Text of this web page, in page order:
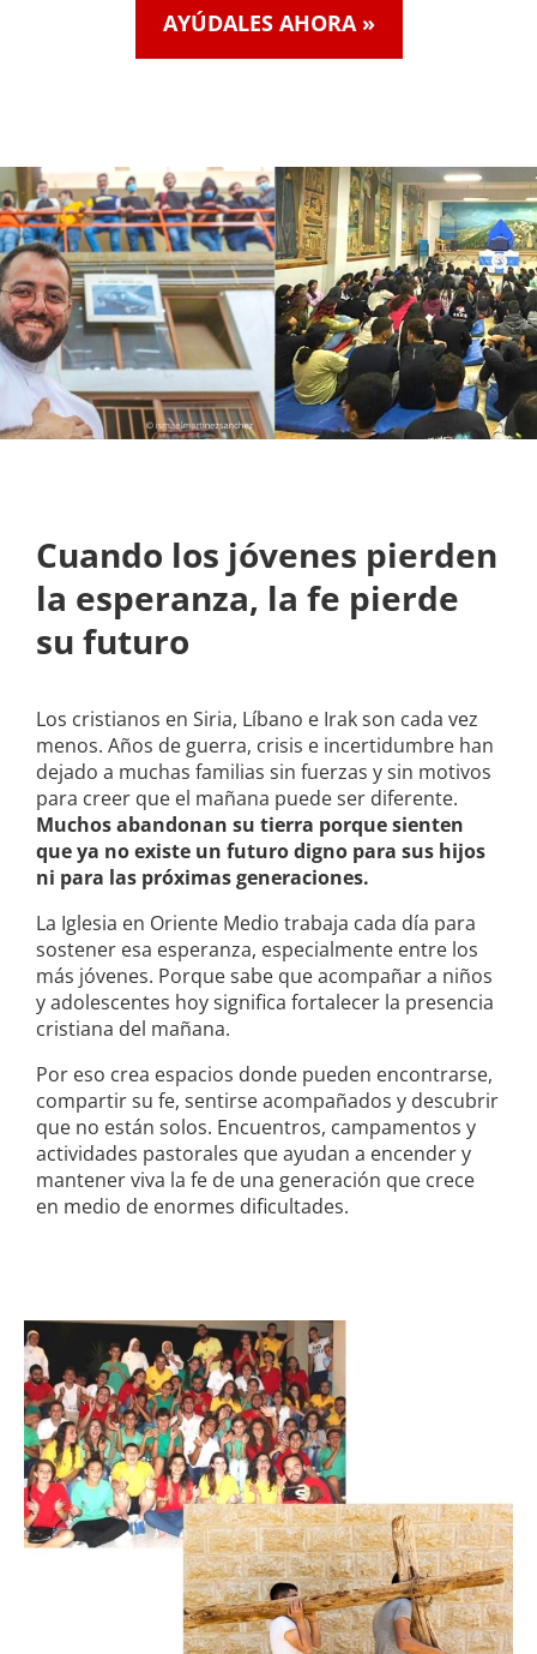
AYÚDALES AHORA »
Cuando los jóvenes pierden
la esperanza, la fe pierde
su futuro
Los cristianos en Siria, Líbano e Irak son cada vez
menos. Años de guerra, crisis e incertidumbre han
dejado a muchas familias sin fuerzas y sin motivos
para creer que el mañana puede ser diferente.
Muchos abandonan su tierra porque sienten
que ya no existe un futuro digno para sus hijos
ni para las próximas generaciones.
La Iglesia en Oriente Medio trabaja cada día para
sostener esa esperanza, especialmente entre los
más jóvenes. Porque sabe que acompañar a niños
y adolescentes hoy significa fortalecer la presencia
cristiana del mañana.
Por eso crea espacios donde pueden encontrarse,
compartir su fe, sentirse acompañados y descubrir
que no están solos. Encuentros, campamentos y
actividades pastorales que ayudan a encender y
mantener viva la fe de una generación que crece
en medio de enormes dificultades.